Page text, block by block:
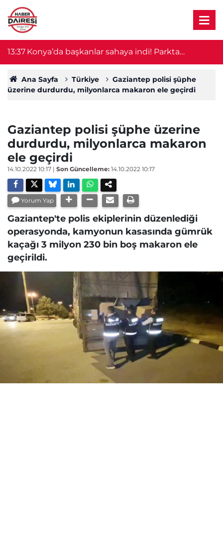
13:37 Konya’da başkanlar sahaya indi! Parkta
vatandaşların taleplerini dinledi
Ana Sayfa Türkiye
Gaziantep polisi şüphe
üzerine durdurdu, milyonlarca makaron ele geçirdi
Gaziantep polisi şüphe üzerine
durdurdu, milyonlarca makaron
ele geçirdi
14.10.2022 10:17 | Son Güncelleme: 14.10.2022 10:17
Yorum Yap
Gaziantep'te polis ekiplerinin düzenlediği
operasyonda, kamyonun kasasında gümrük
kaçağı 3 milyon 230 bin boş makaron ele
geçirildi.